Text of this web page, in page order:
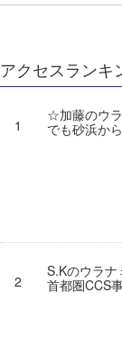
DELTA FORCE
熊谷素子
進士剛光
植村未来
喜納海人
Aichan
ECE
KID
KOBU
アクセスランキ
☆加藤のウ
でも砂浜か
S.Kのウラ
首都圏CCS